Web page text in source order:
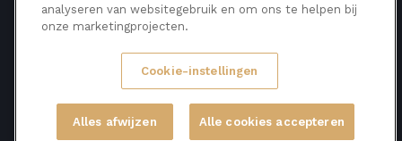
Tickets reserveren
Copyright © Ommmegang2025
analyseren van websitegebruik en om ons te helpen bij
onze marketingprojecten.
Cookie-instellingen
Alles afwijzen Alle cookies accepteren